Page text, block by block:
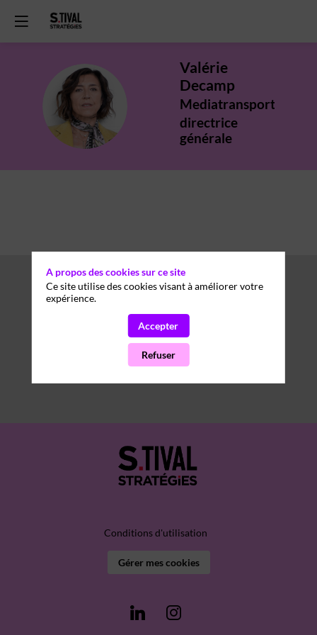
VD
Valérie
Decamp
Mediatransports
directrice
générale
Conditions d'utilisation
Gérer mes cookies
A propos des cookies sur ce site
Ce site utilise des cookies visant à améliorer votre
expérience.
Accepter
Refuser